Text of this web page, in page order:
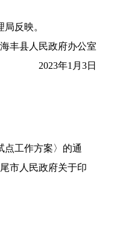
反映。
海丰县人民政府办公室
2023年1月3日
工作方案〉的通
市人民政府关于印